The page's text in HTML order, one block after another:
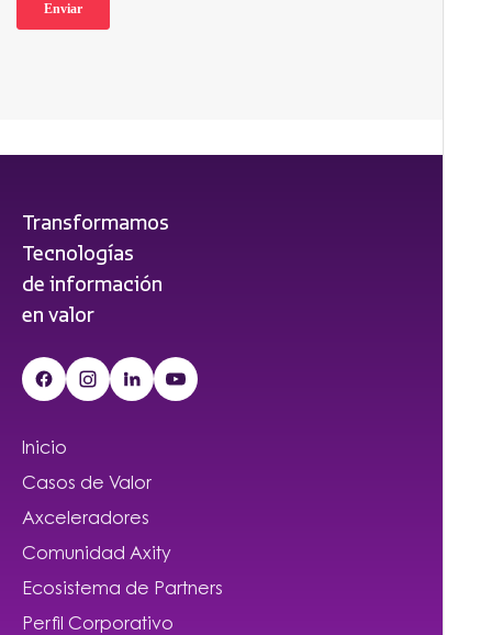
Transformamos
Tecnologías
de información
en valor
Inicio
Casos de Valor
Axceleradores
Comunidad Axity
Ecosistema de Partners
Perfil Corporativo